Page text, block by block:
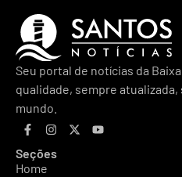
Seu portal de notícias da
qualidade, sempre
mundo.
Seções
Home